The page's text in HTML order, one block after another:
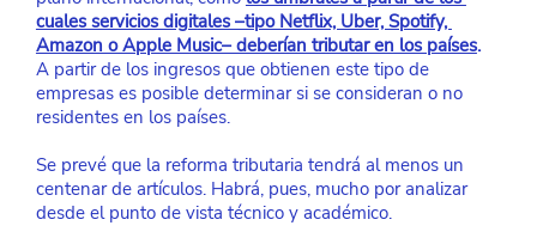
cuales servicios digitales –tipo Netflix, Uber, Spotify,
Amazon o Apple Music– deberían tributar en los países.
A partir de los ingresos que obtienen este tipo de
empresas es posible determinar si se consideran o no
residentes en los países.
Se prevé que la reforma tributaria tendrá al menos un
centenar de artículos. Habrá, pues, mucho por analizar
desde el punto de vista técnico y académico.